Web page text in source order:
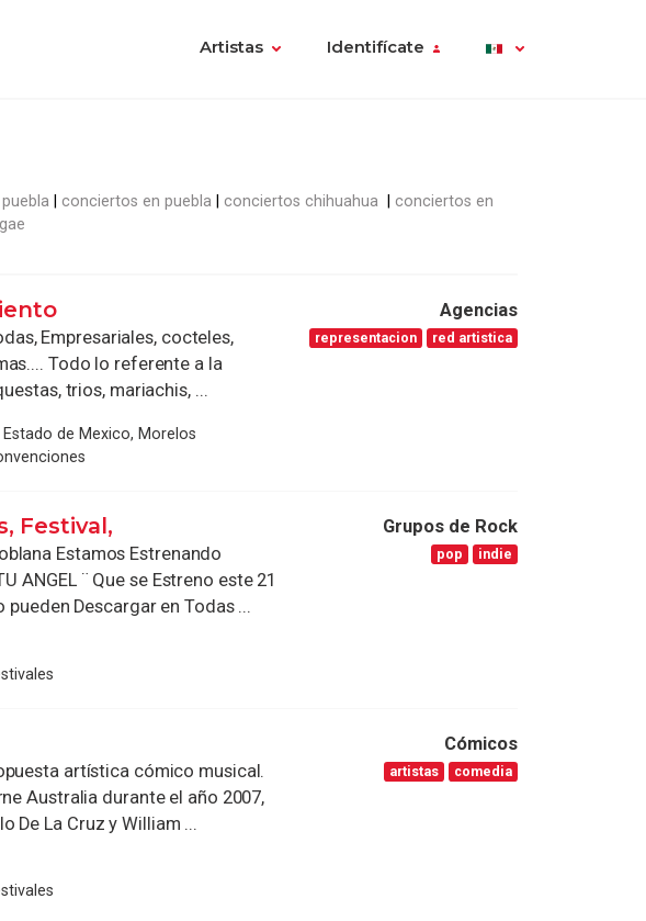
Artistas Identifícate
conciertos en puebla conciertos chihuahua
conciertos en
Empresariales, cocteles,
Todo lo referente a la
trios, mariachis, ...
Estado de Mexico, Morelos
Agencias
representacion red artistica
Festival,
Estamos Estrenando
ANGEL ¨ Que se Estreno este 21
pueden Descargar en Todas ...
Grupos de Rock
pop indie
artística cómico musical.
Australia durante el año 2007,
De La Cruz y William ...
Cómicos
artistas comedia